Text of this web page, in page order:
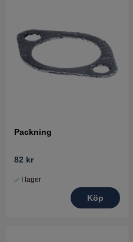
Packning
82 kr
I lager
Köp